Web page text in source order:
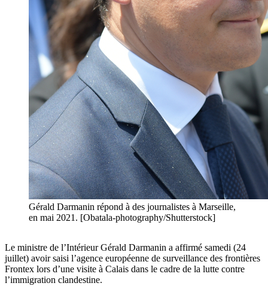
Gérald Darmanin répond à des journalistes à Marseille,
en mai 2021. [Obatala-photography/Shutterstock]
Le ministre de l’Intérieur Gérald Darmanin a affirmé samedi (24
juillet) avoir saisi l’agence européenne de surveillance des frontières
Frontex lors d’une visite à Calais dans le cadre de la lutte contre
l’immigration clandestine.